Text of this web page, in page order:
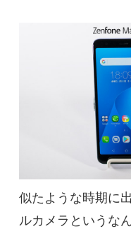
似たような時期に
ルカメラというな